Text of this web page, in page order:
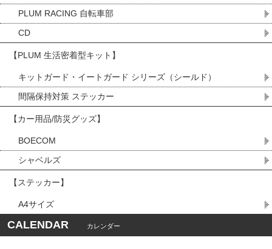
PLUM RACING 自転車部
CD
【PLUM 生活密着型キット】
キットガード・イートガード シリーズ（シールド）
間隔保持対策 ステッカー
【カー用品/防災グッズ】
BOECOM
シャベルズ
【ステッカー】
A4サイズ
CALENDAR カレンダー